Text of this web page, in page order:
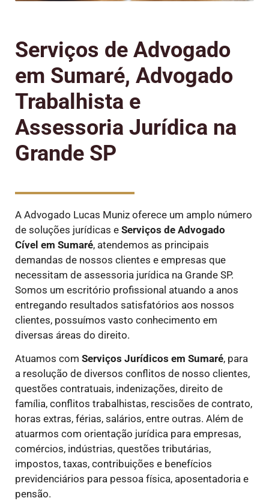
Serviços de Advogado
em Sumaré, Advogado
Trabalhista e
Assessoria Jurídica na
Grande SP
A Advogado Lucas Muniz oferece um amplo número
de soluções jurídicas e Serviços de Advogado
Cível em Sumaré, atendemos as principais
demandas de nossos clientes e empresas que
necessitam de assessoria jurídica na Grande SP.
Somos um escritório profissional atuando a anos
entregando resultados satisfatórios aos nossos
clientes, possuímos vasto conhecimento em
diversas áreas do direito.
Atuamos com Serviços Jurídicos em Sumaré, para
a resolução de diversos conflitos de nosso clientes,
questões contratuais, indenizações, direito de
família, conflitos trabalhistas, rescisões de contrato,
horas extras, férias, salários, entre outras. Além de
atuarmos com orientação jurídica para empresas,
comércios, indústrias, questões tributárias,
impostos, taxas, contribuições e benefícios
previdenciários para pessoa física, aposentadoria e
pensão.